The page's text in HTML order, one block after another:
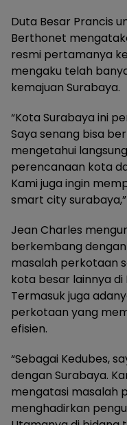
Duta Besar Prancis
Berthonet
resmi pertamanya
mengaku telah
kemajuan Surabaya.
“Kota Surabaya ini
Saya senang bisa
mengetahui
perencanaan kota
Kami juga ingin
smart city
Jean Charles
berkembang
masalah perkotaan
kota besar lainnya di
Termasuk juga
perkotaan yang
efisien.
“Sebagai Kedubes,
dengan Surabaya.
mengatasi masalah
menghadirkan